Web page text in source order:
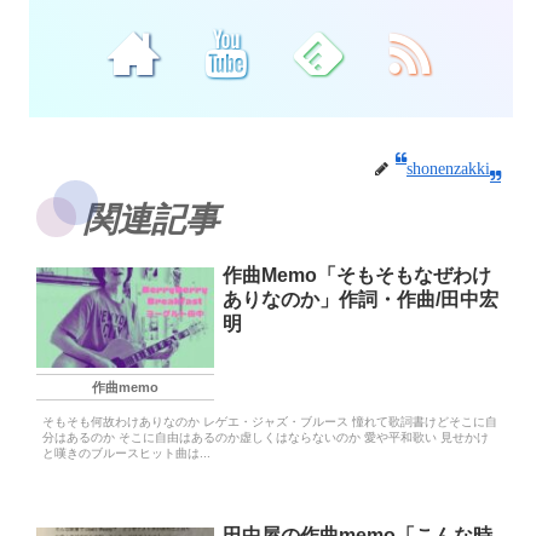
shonenzakki
関連記事
作曲memo
作曲Memo「そもそもなぜわけ
ありなのか」作詞・作曲/田中宏
明
そもそも何故わけありなのか レゲエ・ジャズ・ブルース 憧れて歌詞書けどそこに自
分はあるのか そこに自由はあるのか虚しくはならないのか 愛や平和歌い 見せかけ
と嘆きのブルースヒット曲は...